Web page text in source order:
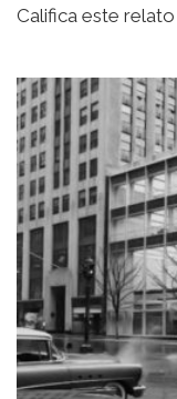
fiesta»
Califica este relato